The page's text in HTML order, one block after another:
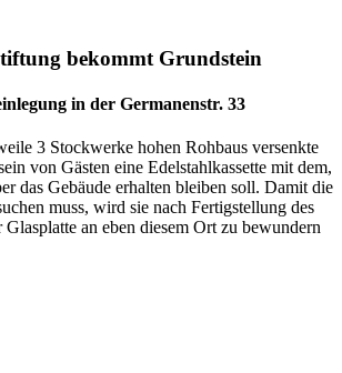
bekommt Grundstein
in der Germanenstr. 33
3 Stockwerke hohen Rohbaus versenkte
von Gästen eine Edelstahlkassette mit dem,
das Gebäude erhalten bleiben soll. Damit die
muss, wird sie nach Fertigstellung des
Glasplatte an eben diesem Ort zu bewundern